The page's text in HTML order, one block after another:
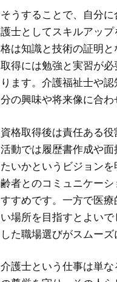
そうすることで、自分
護士としてスキルアッ
格は知識と技術の証明
取得には勉強と実習が
ります。介護福祉士や
分の興味や将来像に合わ
資格取得後は責任ある
活動では履歴書作成や
たいかというビジョン
齢者とのコミュニケー
すすめです。一方で医
い場所を目指すとよい
した職場選びがスムーズ
介護士という仕事は単